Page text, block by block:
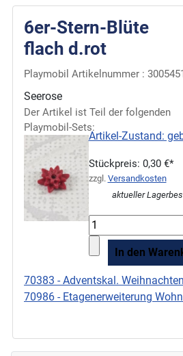
6er-Stern-Blüte
flach d.rot
Playmobil Artikelnummer :
Seerose
Artikel-Zustand:
Stückpreis: 0,30 €*
zzgl. Versandkosten
aktueller
Der Artikel ist Teil der folgenden
Playmobil-Sets:
70383 - Adventskal.
70986 - Etagenerweiterung